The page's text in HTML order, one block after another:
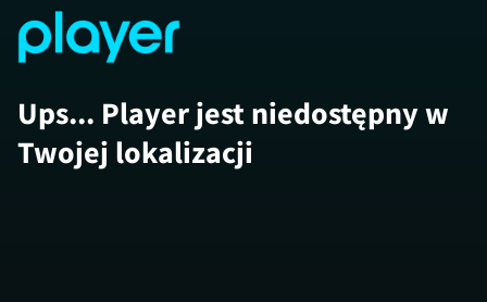
Ups... Player jest niedostępny w
Twojej lokalizacji